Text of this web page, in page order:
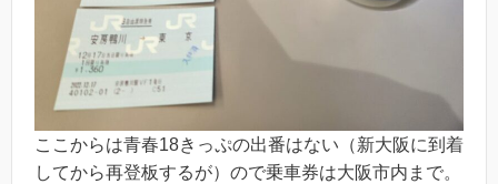
ここからは青春18きっぷの出番はない（新大阪に到着
してから再登板するが）ので乗車券は大阪市内まで。